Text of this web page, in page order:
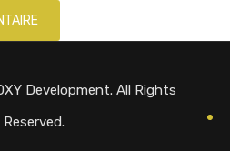
Development. All Rights
Reserved.